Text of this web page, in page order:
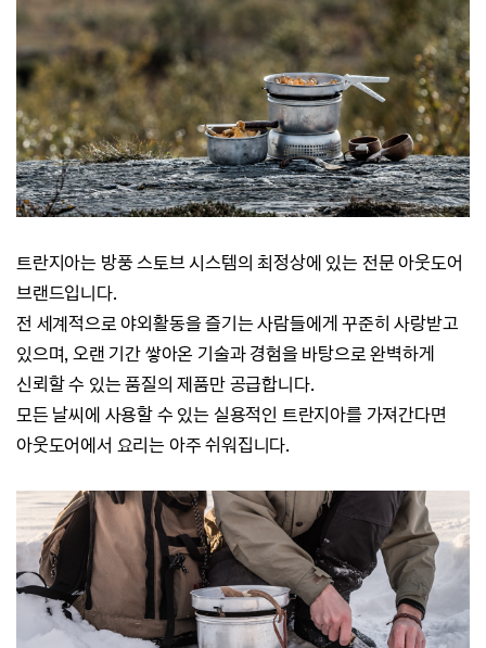
트란지아는 방풍 스토브 시스템의 최정상에 있는 전문 아웃도어
브랜드입니다.
전 세계적으로 야외활동을 즐기는 사람들에게 꾸준히 사랑받고
있으며, 오랜 기간 쌓아온 기술과 경험을 바탕으로완벽하게
신뢰할 수 있는 품질의 제품만 공급합니다.
모든 날씨에 사용할 수 있는 실용적인 트란지아를 가져간다면
아웃도어에서 요리는 아주 쉬워집니다.